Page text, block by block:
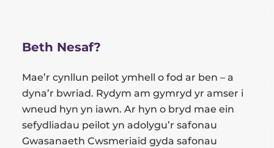
Beth Nesaf?
Mae’r cynllun peilot ymhell o fod ar ben – a
dyna’r bwriad. Rydym am gymryd yr amser i
wneud hyn yn iawn. Ar hyn o bryd mae ein
sefydliadau peilot yn adolygu’r safonau
Gwasanaeth Cwsmeriaid gyda safonau